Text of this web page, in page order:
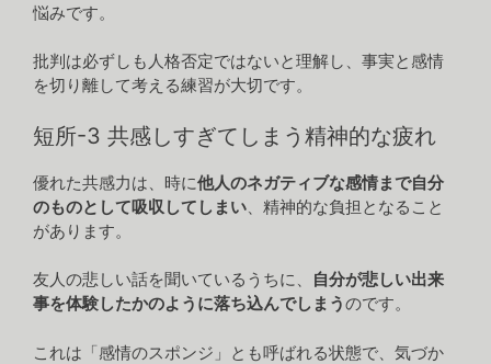
悩みです。
批判は必ずしも人格否定ではないと理解し、事実と感情
を切り離して考える練習が大切です。
短所-3 共感しすぎてしまう精神的な疲れ
優れた共感力は、時に他人のネガティブな感情まで自分
のものとして吸収してしまい、精神的な負担となること
があります。
友人の悲しい話を聞いているうちに、
自分が悲しい出来
事を体験したかのように落ち込んでしまうのです。
これは「感情のスポンジ」とも呼ばれる状態で、気づか